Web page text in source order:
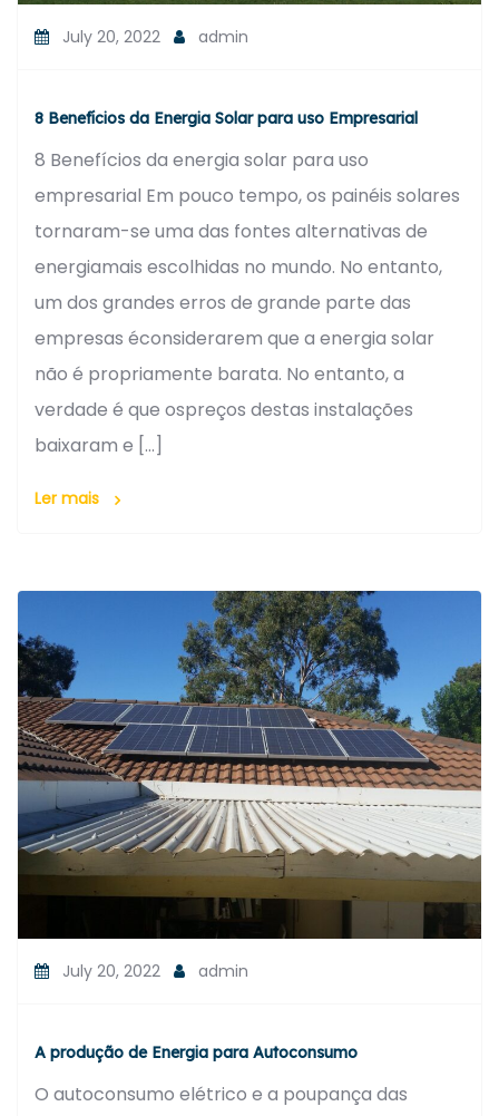
July 20, 2022 admin
8 Benefícios da Energia Solar para uso Empresarial
8 Benefícios da energia solar para uso
empresarial Em pouco tempo, os painéis solares
tornaram-se uma das fontes alternativas de
energiamais escolhidas no mundo. No entanto,
um dos grandes erros de grande parte das
empresas éconsiderarem que a energia solar
não é propriamente barata. No entanto, a
verdade é que ospreços destas instalações
baixaram e […]
Ler mais
July 20, 2022 admin
A produção de Energia para Autoconsumo
O autoconsumo elétrico e a poupança das